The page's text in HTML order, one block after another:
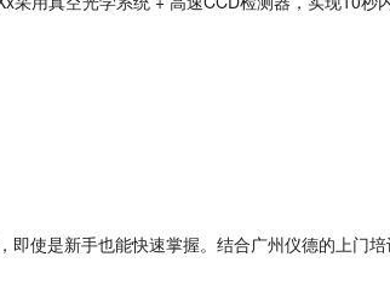
使是新手也能快速掌握。结合广州仪德的上门